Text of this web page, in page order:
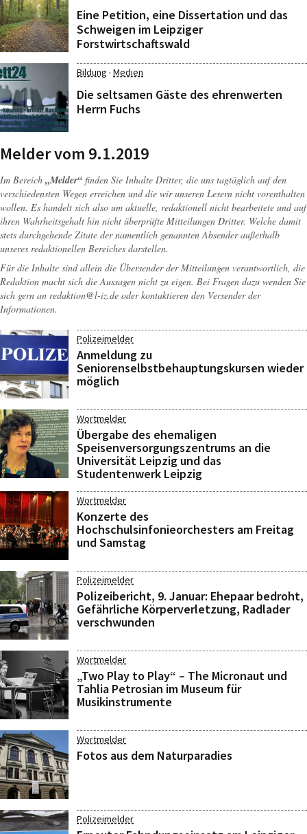
Eine Petition, eine Dissertation und das
Schweigen im Leipziger
Forstwirtschaftswald
Bildung · Medien
Die seltsamen Gäste des ehrenwerten
Herrn Fuchs
Melder vom 9.1.2019
Im Bereich „Melder“ finden Sie Inhalte Dritter, die uns tagtäglich auf den
verschiedensten Wegen erreichen und die wir unseren Lesern nicht vorenthalten
wollen. Es handelt sich also um aktuelle, redaktionell nicht bearbeitete und auf
ihren Wahrheitsgehalt hin nicht überprüfte Mitteilungen Dritter. Welche damit
stets durchgehende Zitate der namentlich genannten Absender außerhalb
unseres redaktionellen Bereiches darstellen.
Für die Inhalte sind allein die Übersender der Mitteilungen verantwortlich, die
Redaktion macht sich die Aussagen nicht zu eigen. Bei Fragen dazu wenden Sie
sich gern an redaktion@l-iz.de oder kontaktieren den Versender der
Informationen.
Polizeimelder
Anmeldung zu
Seniorenselbstbehauptungskursen wieder
möglich
Wortmelder
Übergabe des ehemaligen
Speisenversorgungszentrums an die
Universität Leipzig und das
Studentenwerk Leipzig
Wortmelder
Konzerte des
Hochschulsinfonieorchesters am Freitag
und Samstag
Polizeimelder
Polizeibericht, 9. Januar: Ehepaar bedroht,
Gefährliche Körperverletzung, Radlader
verschwunden
Wortmelder
„Two Play to Play“ – The Micronaut und
Tahlia Petrosian im Museum für
Musikinstrumente
Wortmelder
Fotos aus dem Naturparadies
Polizeimelder